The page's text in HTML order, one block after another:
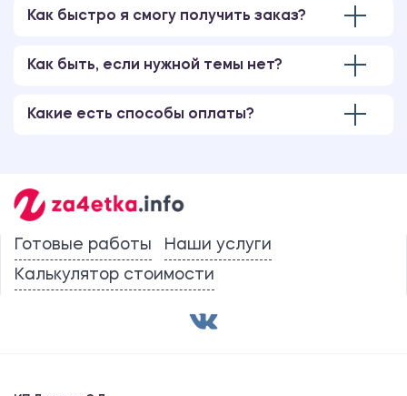
Как быстро я смогу получить заказ?
Как быть, если нужной темы нет?
Какие есть способы оплаты?
Готовые работы
Наши услуги
Калькулятор стоимости